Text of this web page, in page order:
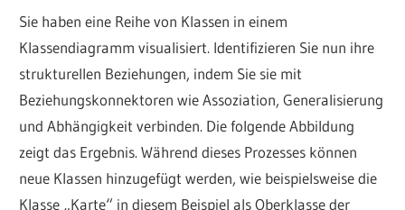
Sie haben eine Reihe von Klassen in einem
Klassendiagramm visualisiert. Identifizieren Sie nun ihre
strukturellen Beziehungen, indem Sie sie mit
Beziehungskonnektoren wie Assoziation, Generalisierung
und Abhängigkeit verbinden. Die folgende Abbildung
zeigt das Ergebnis. Während dieses Prozesses können
neue Klassen hinzugefügt werden, wie beispielsweise die
Klasse „Karte“ in diesem Beispiel als Oberklasse der